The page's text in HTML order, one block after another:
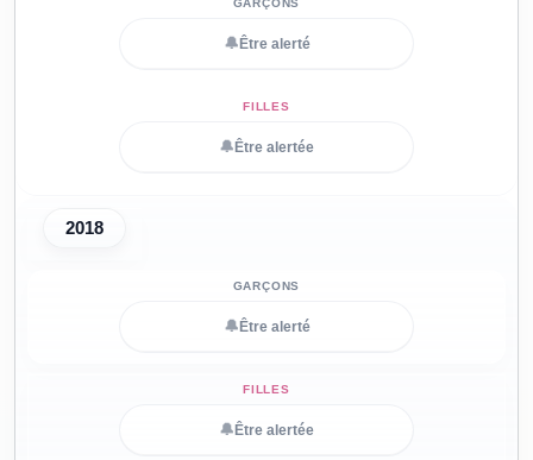
🔔 Être alerté
🔔 Être alertée
2018
🔔 Être alerté
🔔 Être alertée